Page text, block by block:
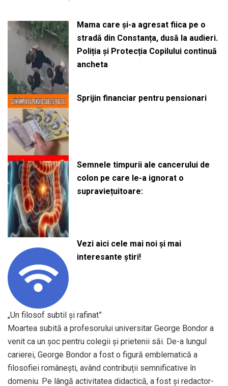
Mama care și-a agresat fiica pe o
stradă din Constanța, dusă la audieri.
Poliția și Protecția Copilului continuă
ancheta
Sprijin financiar pentru pensionari
Semnele timpurii ale cancerului de
colon pe care le-a ignorat o
supraviețuitoare:
Vezi aici cele mai noi și mai
interesante știri!
„Un filosof subtil și rafinat”
Moartea subită a profesorului universitar George Bondor a
venit ca un șoc pentru colegii și prietenii săi. De-a lungul
carierei, George Bondor a fost o figură emblematică a
filosofiei românești, având contribuții semnificative în
domeniu. Pe lângă activitatea didactică, a fost și redactor-